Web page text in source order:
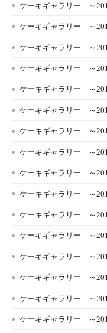
ケーキギャラリー ～
ケーキギャラリー ～
ケーキギャラリー ～
ケーキギャラリー ～
ケーキギャラリー ～
ケーキギャラリー ～
ケーキギャラリー ～
ケーキギャラリー ～
ケーキギャラリー ～
ケーキギャラリー ～
ケーキギャラリー ～
ケーキギャラリー ～
ケーキギャラリー ～
ケーキギャラリー ～
ケーキギャラリー ～
ケーキギャラリー ～